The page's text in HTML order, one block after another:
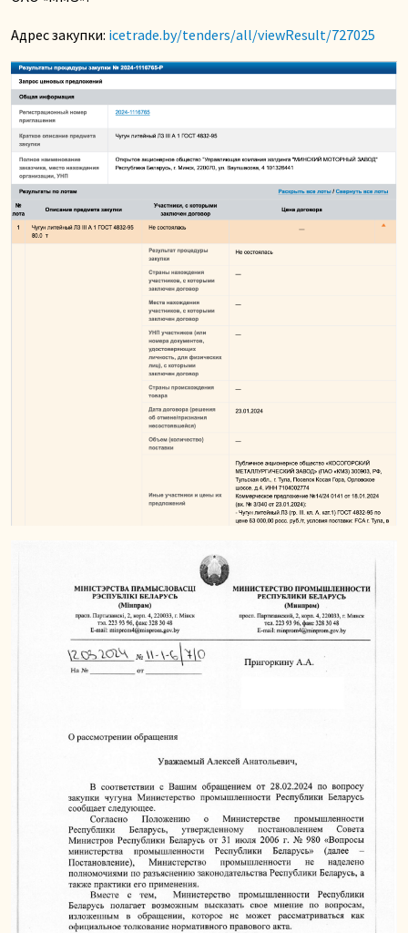
Адрес закупки: icetrade.by/tenders/all/viewResult/727025